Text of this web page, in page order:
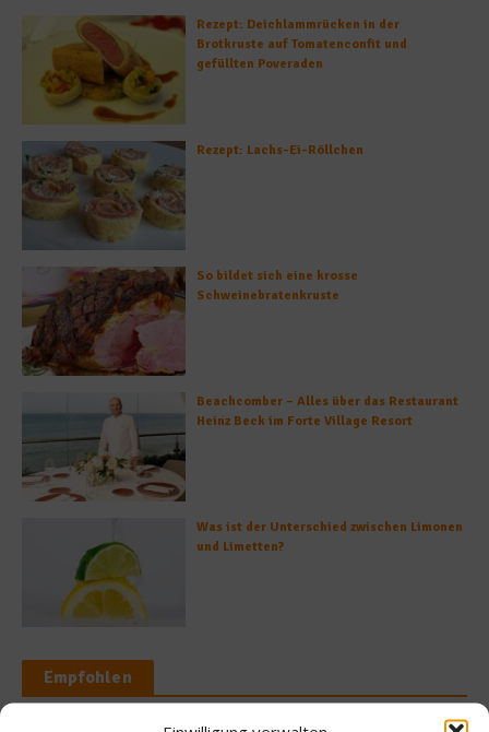
Rezept: Deichlammrücken in der
Brotkruste auf Tomatenconfit und
gefüllten Poveraden
Rezept: Lachs-Ei-Röllchen
So bildet sich eine krosse
Schweinebratenkruste
Beachcomber – Alles über das Restaurant
Heinz Beck im Forte Village Resort
Was ist der Unterschied zwischen Limonen
und Limetten?
Empfohlen